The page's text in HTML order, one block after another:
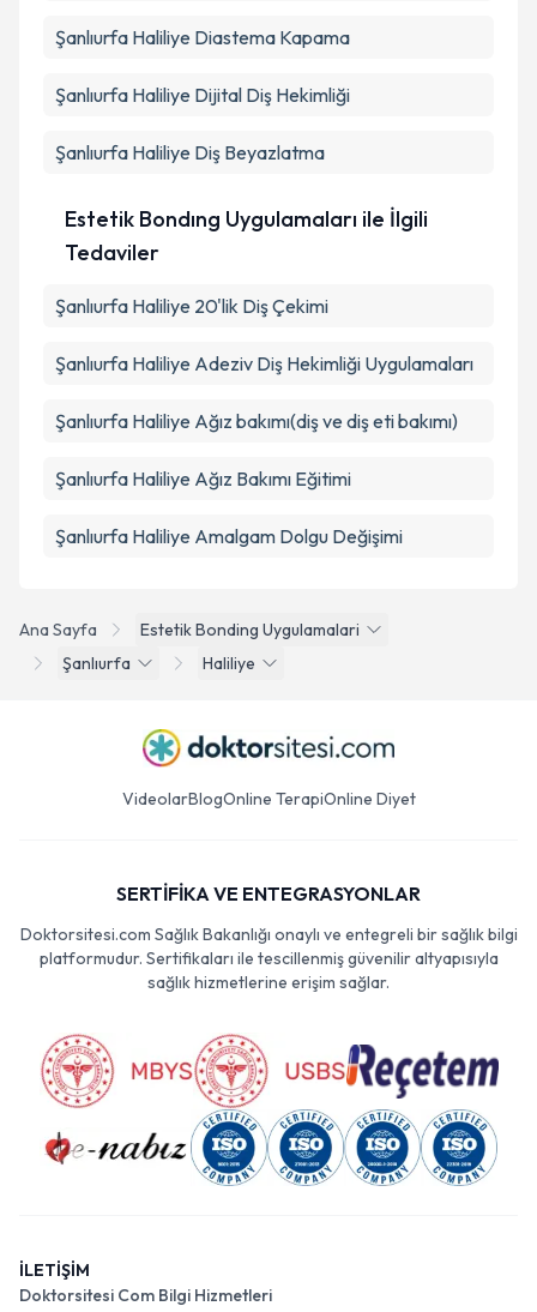
Ana Sayfa
Estetik Bonding Uygulamalari
Şanlıurfa
Haliliye
Şanlıurfa Haliliye Diastema Kapama
Şanlıurfa Haliliye Dijital Diş Hekimliği
Şanlıurfa Haliliye Diş Beyazlatma
Estetik Bondıng Uygulamaları ile İlgili
Tedaviler
Şanlıurfa Haliliye 20'lik Diş Çekimi
Şanlıurfa Haliliye Adeziv Diş Hekimliği Uygulamaları
Şanlıurfa Haliliye Ağız bakımı(diş ve diş eti bakımı)
Şanlıurfa Haliliye Ağız Bakımı Eğitimi
Şanlıurfa Haliliye Amalgam Dolgu Değişimi
VideolarBlogOnline TerapiOnline Diyet
SERTİFİKA VE ENTEGRASYONLAR
Doktorsitesi.com Sağlık Bakanlığı onaylı ve entegreli bir sağlık bilgi
platformudur. Sertifikaları ile tescillenmiş güvenilir altyapısıyla
sağlık hizmetlerine erişim sağlar.
İLETİŞİM
Doktorsitesi Com Bilgi Hizmetleri